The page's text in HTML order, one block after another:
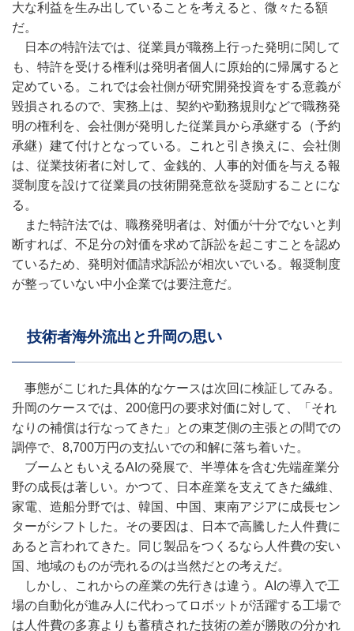
大な利益を生み出していることを考えると、微々たる額
だ。
日本の特許法では、従業員が職務上行った発明に関して
も、特許を受ける権利は発明者個人に原始的に帰属すると
定めている。これでは会社側が研究開発投資をする意義が
毀損されるので、実務上は、契約や勤務規則などで職務発
明の権利を、会社側が発明した従業員から承継する（予約
承継）建て付けとなっている。これと引き換えに、会社側
は、従業技術者に対して、金銭的、人事的対価を与える報
奨制度を設けて従業員の技術開発意欲を奨励することにな
る。
また特許法では、職務発明者は、対価が十分でないと判
断すれば、不足分の対価を求めて訴訟を起こすことを認め
ているため、発明対価請求訴訟が相次いでいる。報奨制度
が整っていない中小企業では要注意だ。
技術者海外流出と升岡の思い
事態がこじれた具体的なケースは次回に検証してみる。
升岡のケースでは、200億円の要求対価に対して、「それ
なりの補償は行なってきた」との東芝側の主張との間での
調停で、8,700万円の支払いでの和解に落ち着いた。
ブームともいえるAIの発展で、半導体を含む先端産業分
野の成長は著しい。かつて、日本産業を支えてきた繊維、
家電、造船分野では、韓国、中国、東南アジアに成長セン
ターがシフトした。その要因は、日本で高騰した人件費に
あると言われてきた。同じ製品をつくるなら人件費の安い
国、地域のものが売れるのは当然だとの考えだ。
しかし、これからの産業の先行きは違う。AIの導入で工
場の自動化が進み人に代わってロボットが活躍する工場で
は人件費の多寡よりも蓄積された技術の差が勝敗の分かれ